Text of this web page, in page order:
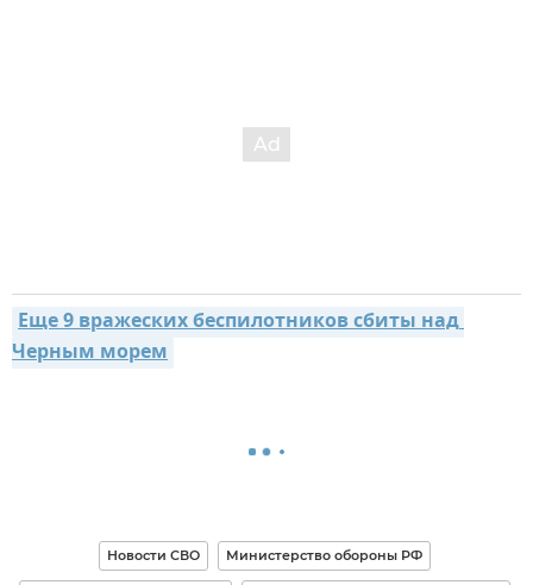
Еще 9 вражеских беспилотников сбиты над
Черным морем
Новости СВО Министерство обороны РФ